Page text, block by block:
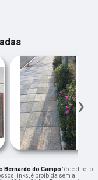
›
Bernardo do Campo" é de direito
links, é proibida sem a